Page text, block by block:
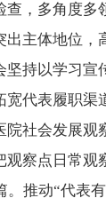
查，多角度多
出主体地位，
坚持以学习宣
宽代表履职渠
院社会发展观
观察点日常观
。推动“代表